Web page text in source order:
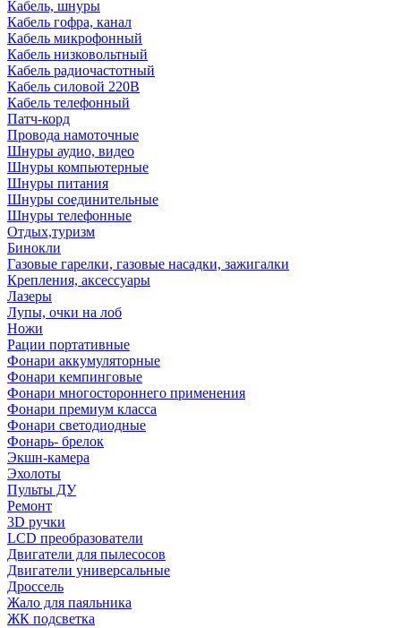
Кабель, шнуры
Кабель гофра, канал
Кабель микрофонный
Кабель низковольтный
Кабель радиочастотный
Кабель силовой 220В
Кабель телефонный
Патч-корд
Провода намоточные
Шнуры аудио, видео
Шнуры компьютерные
Шнуры питания
Шнуры соединительные
Шнуры телефонные
Отдых,туризм
Бинокли
Газовые гарелки, газовые насадки, зажигалки
Крепления, аксессуары
Лазеры
Лупы, очки на лоб
Ножи
Рации портативные
Фонари аккумуляторные
Фонари кемпинговые
Фонари многостороннего применения
Фонари премиум класса
Фонари светодиодные
Фонарь- брелок
Экшн-камера
Эхолоты
Пульты ДУ
Ремонт
3D ручки
LCD преобразователи
Двигатели для пылесосов
Двигатели универсальные
Дроссель
Жало для паяльника
ЖК подсветка